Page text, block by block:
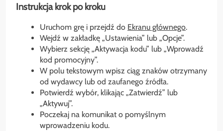
Instrukcja krok po kroku
Uruchom grę i przejdź do Ekranu głównego.
Wejdź w zakładkę „Ustawienia” lub „Opcje”.
Wybierz sekcję „Aktywacja kodu” lub „Wprowadź
kod promocyjny”.
W polu tekstowym wpisz ciąg znaków otrzymany
od wydawcy lub od zaufanego źródła.
Potwierdź wybór, klikając „Zatwierdź” lub
„Aktywuj”.
Poczekaj na komunikat o pomyślnym
wprowadzeniu kodu.